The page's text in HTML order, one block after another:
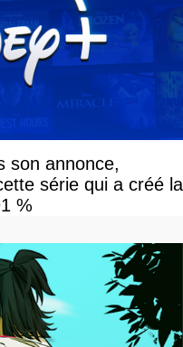
son annonce,
série qui a créé la
%